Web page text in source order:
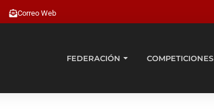
Correo Web
FEDERACIÓN COMPETICIONES